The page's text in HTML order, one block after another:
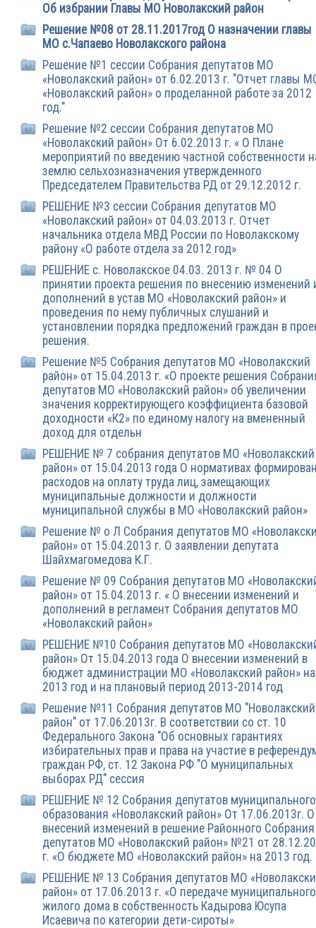
Об избрании Главы МО Новолакский район
Решение №08 от 28.11.2017год О назначении главы
МО с.Чапаево Новолакского района
Решение №1 сессии Собрания депутатов МО
«Новолакский район» от 6.02.2013 г. "Отчет главы
«Новолакский район» о проделанной работе за 2012
год."
Решение №2 сессии Собрания депутатов МО
«Новолакский район» От 6.02.2013 г. « О Плане
мероприятий по введению частной собственности
землю сельхозназначения утвержденного
Председателем Правительства РД от 29.12.2012 г.
РЕШЕНИЕ №3 сессии Собрания депутатов МО
«Новолакский район» от 04.03.2013 г. Отчет
начальника отдела МВД России по Новолакскому
району «О работе отдела за 2012 год»
РЕШЕНИЕ с. Новолакское 04.03. 2013 г. № 04 О
принятии проекта решения по внесению изменений
дополнений в устав МО «Новолакский район» и
проведения по нему публичных слушаний и
установлении порядка предложений граждан в
решения.
Решение №5 Собрания депутатов МО «Новолакский
район» от 15.04.2013 г. «О проекте решения
депутатов МО «Новолакский район» об увеличении
значения корректирующего коэффициента базовой
доходности «К2» по единому налогу на вмененный
доход для отдельн
РЕШЕНИЕ № 7 собрания депутатов МО «Новолакский
район» от 15.04.2013 года О нормативах
расходов на оплату труда лиц, замещающих
муниципальные должности и должности
муниципальной службы в МО «Новолакский район»
Решение № о Л Собрания депутатов МО
район» от 15.04.2013 г. О заявлении депутата
Шайхмагомедова К.Г.
Решение № 09 Собрания депутатов МО
район» от 15.04.2013 г. « О внесении изменений и
дополнений в регламент Собрания депутатов МО
«Новолакский район»
РЕШЕНИЕ №10 Собрания депутатов МО
район» От 15.04.2013 года О внесении изменений в
бюджет администрации МО «Новолакский район» на
2013 год и на плановый период 2013-2014 год
Решение №11 Собрания депутатов МО "Новолакский
район" от 17.06.2013г. В соответствии со ст. 10
Федерального Закона "Об основных гарантиях
избирательных прав и права на участие в
граждан РФ, ст. 12 Закона РФ "О муниципальных
выборах РД" сессия
РЕШЕНИЕ № 12 Собрания депутатов муниципального
образования «Новолакский район» От 17.06.2013г. О
внесений изменений в решение Районного Собрания
депутатов МО «Новолакский район» №21 от
г. «О бюджете МО «Новолакский район» на 2013 год.
РЕШЕНИЕ № 13 Собрания депутатов МО
район» от 17.06.2013 г. «О передаче муниципального
жилого дома в собственность Кадырова Юсупа
Исаевича по категории дети-сироты»